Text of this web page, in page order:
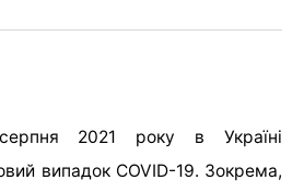
2021 року в Україні
випадок COVID-19. Зокрема,